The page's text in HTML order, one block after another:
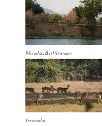
Nyala-Antilopen
Impala